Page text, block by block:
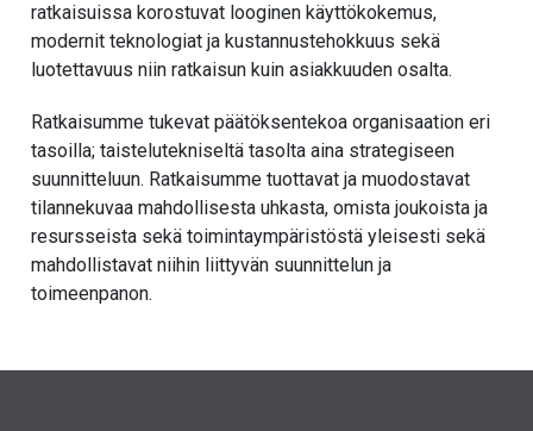
ratkaisuissa korostuvat looginen käyttökokemus,
modernit teknologiat ja kustannustehokkuus sekä
luotettavuus niin ratkaisun kuin asiakkuuden osalta.
Ratkaisumme tukevat päätöksentekoa organisaation eri
tasoilla; taistelutekniseltä tasolta aina strategiseen
suunnitteluun. Ratkaisumme tuottavat ja muodostavat
tilannekuvaa mahdollisesta uhkasta, omista joukoista ja
resursseista sekä toimintaympäristöstä yleisesti sekä
mahdollistavat niihin liittyvän suunnittelun ja
toimeenpanon.